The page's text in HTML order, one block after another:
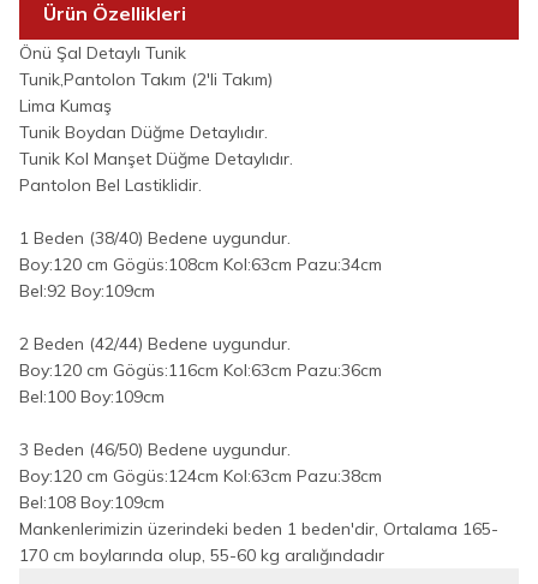
Ürün Özellikleri
Önü Şal Detaylı Tunik
Tunik,Pantolon Takım (2'li Takım)
Lima Kumaş
Tunik Boydan Düğme Detaylıdır.
Tunik Kol Manşet Düğme Detaylıdır.
Pantolon Bel Lastiklidir.
1 Beden (38/40) Bedene uygundur.
Boy:120 cm Gögüs:108cm Kol:63cm Pazu:34cm
Bel:92 Boy:109cm
2 Beden (42/44) Bedene uygundur.
Boy:120 cm Gögüs:116cm Kol:63cm Pazu:36cm
Bel:100 Boy:109cm
3 Beden (46/50) Bedene uygundur.
Boy:120 cm Gögüs:124cm Kol:63cm Pazu:38cm
Bel:108 Boy:109cm
Mankenlerimizin üzerindeki beden 1 beden'dir, Ortalama 165-
170 cm boylarında olup, 55-60 kg aralığındadır